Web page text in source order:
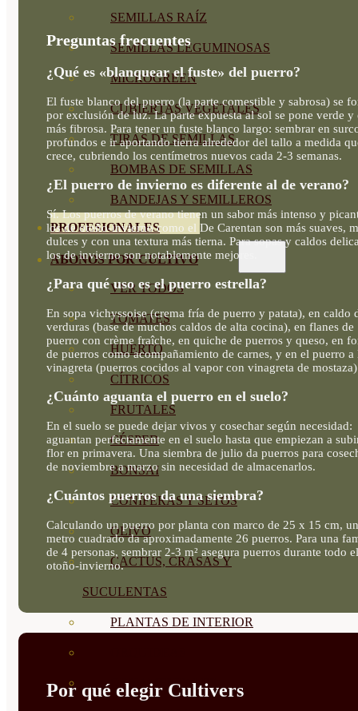
SEMILLAS RAÍZ
SEMILLAS LEGUMINOSAS
MICROGREEN
CUBIERTAS VEGETALES
TIRAS DE SEMILLAS
BOMBAS DE SEMILLAS
BANDEJAS Y SEMILLEROS
PROFESIONALES
ABONOS POR CULTIVO
VER TODOS
TOMATES
HUERTO
CÍTRICOS
FRUTALES
CÉSPED
BONSAI
CONÍFERAS Y SETOS
OLIVO
CACTUS, CRASAS Y
SUCULENTAS
PLANTAS DE INTERIOR
ORNAMENTALES
Preguntas frecuentes
¿Qué es «blanquear el fuste» del puerro?
El fuste blanco del puerro (la parte comestible y sabrosa) se
por exclusión de luz. La parte expuesta al sol se pone verde y
más fibrosa. Para tener un fuste blanco largo: sembrar en
profundos e ir aportando tierra alrededor del tallo a medida
crece, cubriendo los centímetros nuevos cada 2-3 semanas.
¿El puerro de invierno es diferente al de verano?
Sí. Los puerros de verano tienen un sabor más intenso y
los de otoño-invierno como el De Carentan son más suaves,
dulces y con una textura más tierna. Para sopas y caldos
los de invierno son notablemente mejores.
¿Para qué uso es el puerro estrella?
En sopa vichyssoise (crema fría de puerro y patata), en caldo
verduras (base de muchos caldos de alta cocina), en flanes de
puerro con crème fraîche, en quiche de puerros y queso, en
de puerros como acompañamiento de carnes, y en el puerro a
vinagreta (puerros cocidos al vapor con vinagreta de
¿Cuánto aguanta el puerro en el suelo?
En el suelo se puede dejar vivos y cosechar según necesidad:
aguantan perfectamente en el suelo hasta que empiezan a
flor en primavera. Una siembra de julio da puerros para
de noviembre a marzo sin necesidad de almacenarlos.
¿Cuántos puerros da una siembra?
Calculando un puerro por planta con marco de 25 x 15 cm, un
metro cuadrado da aproximadamente 26 puerros. Para una
de 4 personas, sembrar 2-3 m² asegura puerros durante todo el
otoño-invierno.
Por qué elegir Cultivers